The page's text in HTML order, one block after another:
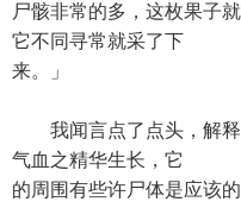
尸骸非常的多，这枚果子
它不同寻常就采了下
来。」
我闻言点了点头，解释
气血之精华生长，它
的周围有些许尸体是应该